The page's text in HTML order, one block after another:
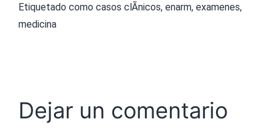
Etiquetado como casos clÃ­nicos, enarm, examenes,
medicina
Dejar un comentario